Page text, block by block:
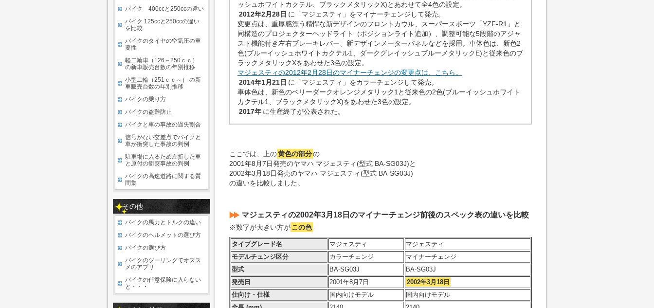
ッシュホワイトカクテル、ブラックメタリックX)とあわせて全4色の設定。
2012年2月28日 に「マジェスティ」をマイナーチェンジして発売。
変更点は、重厚感漂う精悍な新デザインのフロントカウル、スーパースポーツ「YZF-R1」と
同構造のプロジェクターヘッドライト（ポジションライト追加）、調整可能な5段階のアジャ
スト機能付き左右ブレーキレバー、新デザインメーターパネルなどを採用。車体色は、新色2
色(ブルーイッシュホワイトカクテル1、ダークグレイッシュブルーメタリックE)と従来色のブ
ラックメタリックXをあわせた3色の設定。
マジェスティの2012年2月28日のマイナーチェンジの変更点は、こちら。
2014年1月21日 に「マジェスティ」をカラーチェンジして発売。
車体色は、新色のベリーダークオレンジメタリック1と従来色の2色(ブルーイッシュホワイト
カクテル1、ブラックメタリックX)をあわせた3色の設定。
2017年 に生産終了が公表された。
ここでは、上の黄色の部分の
2001年8月7日発売のヤマハ マジェスティ(型式 BA-SG03J)と
2002年3月18日発売のヤマハ マジェスティ(型式 BA-SG03J)
の違いを比較しました。
マジェスティの2002年3月18日のマイナーチェンジ前後のスペック表の違いを比較
※数字が大きい方がこの色
タイプグレード名 マジェスティ
マジェスティ
モデルチェンジ区分
カラーチェンジ
マイナーチェンジ
型式
BA-SG03J
BA-SG03J
発売日
2001年8月7日
2002年3月18日
仕向け・仕様
国内向けモデル
国内向けモデル
バイク 400ccと250ccの違い
バイク 125ccと250ccの違い
を比較
バイクのタイヤの空気圧の重
要性
軽二輪車（126～250ｃｃ）
の新車販売台数の年別推移
小型二輪（251ｃｃ～） の新
車販売台数の年別推移
バイクの乗り方
バイクの盗難防止
バイクと車の事故の過失割合
信号がない交差点でバイクと
車が衝突した事故の判例
駐車場に入るため左折した車
と原付の衝突事故の判例
バイクの高速道路に関する質
問集
その他
バイクの馬力とトルクの違い
バイクのヘルメットの選び方
バイクの選び方
バイクのツーリングでオスス
メのアプリ
バイクの任意保険に入らない
と・・・